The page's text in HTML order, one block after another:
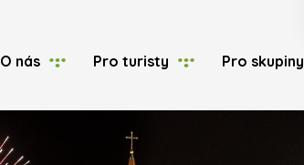
O nás Pro turisty Pro skupiny